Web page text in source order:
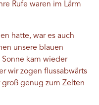
Rufe waren im Lärm
hatte, war es auch
unsere blauen
kam wieder
wir zogen flussabwärts
groß genug zum Zelten